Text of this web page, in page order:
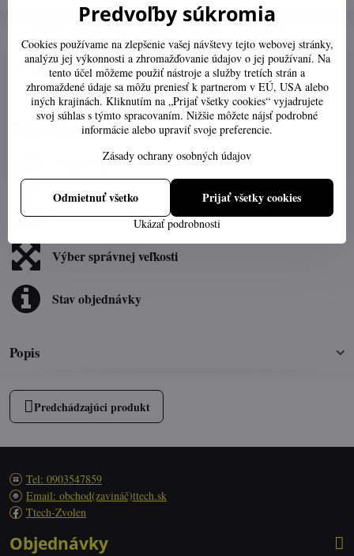
Otázka k produktu
Výrobca:
Potrebujete poradiť?
0903547859
Po-Pia 07:30-16:00
obchod​@ttech​.sk
Výber správnej veľkosti
Stav objednávky
Popis
Predchádzajúci produkt
Tel: 0903547859
Email: obchod(zavináč)ttech.sk
Ttech-Zvolen
Objednávky
Predvoľby súkromia
Cookies používame na zlepšenie vašej návštevy tejto webovej stránky,
analýzu jej výkonnosti a zhromažďovanie údajov o jej používaní. Na
tento účel môžeme použiť nástroje a služby tretích strán a
zhromaždené údaje sa môžu preniesť k partnerom v EÚ, USA alebo
iných krajinách. Kliknutím na „Prijať všetky cookies“ vyjadrujete
svoj súhlas s týmto spracovaním. Nižšie môžete nájsť podrobné
informácie alebo upraviť svoje preferencie.
Zásady ochrany osobných údajov
Ukázať podrobnosti
Prijať všetky cookies
Odmietnuť všetko